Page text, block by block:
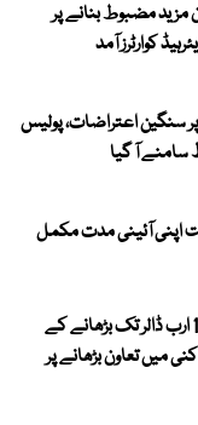
مزید مضبوط بنانے پر
کوارٹرز آمد
سنگین اعتراضات، پولیس
سامنے آ گیا
اپنی آئینی مدت مکمل
پاکستان اور ایران کا دوطرفہ تجارت 10 ارب ڈالر تک بڑھانے کے
میں تعاون بڑھانے پر